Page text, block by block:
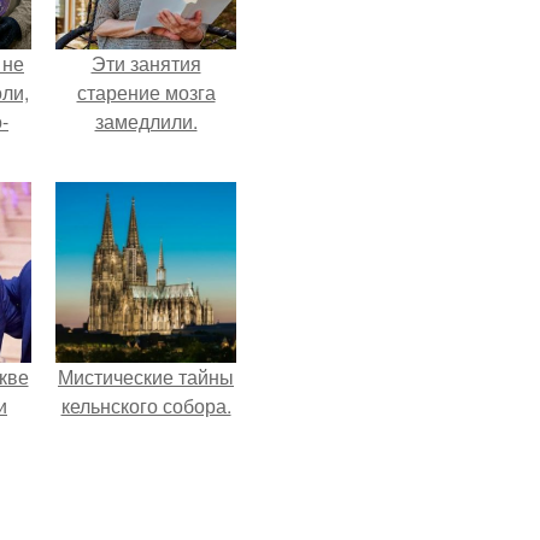
Эти занятия
старение мозга
замедлили.
Мистические тайны
кельнского собора.